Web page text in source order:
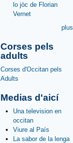
lo jòc de Florian
Vernet
plus
Corses pels
adults
Corses d'Occitan pels
Adults
Medias d'aicí
Una television en
occitan
Viure al País
La sabor de la lenga